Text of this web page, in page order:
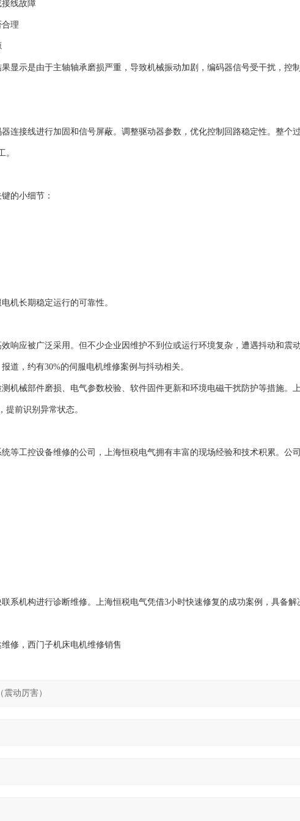
线故障
理
显示是由于主轴轴承磨损严重，导致机械振动加剧，编码器信号受干扰，控
连接线进行加固和信号屏蔽。调整驱动器参数，优化控制回路稳定性。整个
。
的小细节：
机长期稳定运行的可靠性。
响应被广泛采用。但不少企业因维护不到位或运行环境复杂，遭遇抖动和震
道，约有30%的伺服电机维修案例与抖动相关。
机械部件磨损、电气参数校验、软件固件更新和环境电磁干扰防护等措施。
前识别异常状态。
等工控设备维修的公司，上海恒税电气拥有丰富的现场经验和技术积累。公
系机构进行诊断维修。上海恒税电气凭借3小时快速修复的成功案例，具备解
维修，西门子机床电机维修销售